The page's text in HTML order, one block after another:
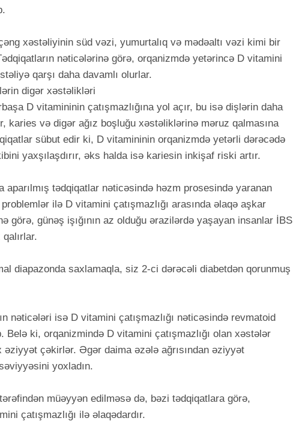
xəstəliyinin süd vəzi, yumurtalıq və mədəaltı vəzi kimi bir
nəticələrinə görə, orqanizmdə yetərincə D vitamini
qarşı daha davamlı olurlar.
digər xəstəlikləri
D vitamininin çatışmazlığına yol açır, bu isə dişlərin daha
karies və digər ağız boşluğu xəstəliklərinə məruz qalmasına
sübut edir ki, D vitamininin orqanizmdə yetərli dərəcədə
yaxşılaşdırır, əks halda isə kariesin inkişaf riski artır.
aparılmış tədqiqatlar nəticəsində həzm prosesində yaranan
ilə D vitamini çatışmazlığı arasında əlaqə aşkar
görə, günəş işığının az olduğu ərazilərdə yaşayan insanlar İBS
diapazonda saxlamaqla, siz 2-ci dərəcəli diabetdən qorunmuş
nəticələri isə D vitamini çatışmazlığı nəticəsində revmatoid
Belə ki, orqanizmində D vitamini çatışmazlığı olan xəstələr
əziyyət çəkirlər. Əgər daima əzələ ağrısından əziyyət
yoxladın.
müəyyən edilməsə də, bəzi tədqiqatlara görə,
çatışmazlığı ilə əlaqədardır.